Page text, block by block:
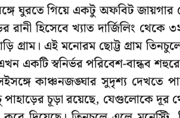
ঘুরতে গিয়ে একটু অফবিট
রানী হিসেবে খ্যাত দার্জিলিং
গ্রাম। এই মনোরম ছোট্ট গ্রাম
এখন একটি স্বনির্ভর পরিবেশ-
কাঞ্চনজঙ্ঘার সুদৃশ্য দেখতে
পাহাড়ের চূড়া রয়েছে, যেগুলোকে দূর